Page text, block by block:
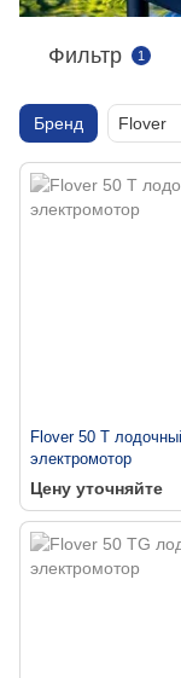
Фильтр 1
Бренд Flover
Flover 50 T
электромотор
Цену уточняйте